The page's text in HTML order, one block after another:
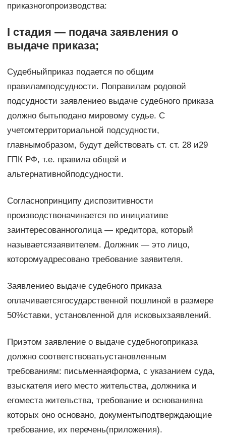
приказногопроизводства:
I стадия — подача заявления о
выдаче приказа;
Судебныйприказ подается по общим
правиламподсудности. Поправилам родовой
подсудности заявлениео выдаче судебного приказа
должно бытьподано мировому судье. С
учетомтерриториальной подсудности,
главнымобразом, будут действовать ст. ст. 28 и29
ГПК РФ, т.е. правила общей и
альтернативнойподсудности.
Согласнопринципу диспозитивности
производствоначинается по инициативе
заинтересованноголица — кредитора, который
называетсязаявителем. Должник — это лицо,
которомуадресовано требование заявителя.
Заявлениео выдаче судебного приказа
оплачиваетсягосударственной пошлиной в размере
50%ставки, установленной для исковыхзаявлений.
Приэтом заявление о выдаче судебногоприказа
должно соответствоватьустановленным
требованиям: письменнаяформа, с указанием суда,
взыскателя иего место жительства, должника и
егоместа жительства, требование и основанияна
которых оно основано, документыподтверждающие
требование, их перечень(приложения).